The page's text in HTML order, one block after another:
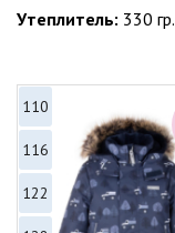
Утеплитель: 330 гр.
110
116
122